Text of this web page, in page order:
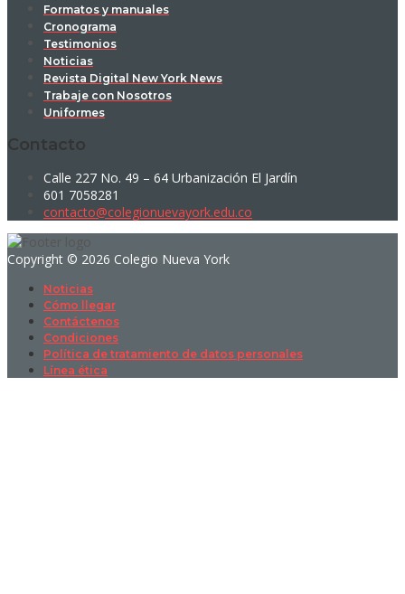
Formatos y manuales
Cronograma
Testimonios
Noticias
Revista Digital New York News
Trabaje con Nosotros
Uniformes
Contacto
Calle 227 No. 49 – 64 Urbanización El Jardín
601 7058281
contacto@colegionuevayork.edu.co
Copyright © 2026 Colegio Nueva York
Noticias
Cómo llegar
Contáctenos
Condiciones
Política de tratamiento de datos personales
Línea ética